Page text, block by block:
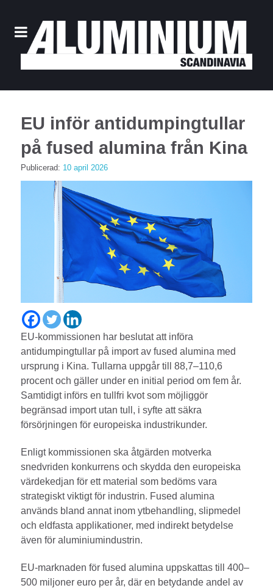
EU inför antidumpingtullar
på fused alumina från Kina
Publicerad: 10 april 2026
EU-kommissionen har beslutat att införa
antidumpingtullar på import av fused alumina med
ursprung i Kina. Tullarna uppgår till 88,7–110,6
procent och gäller under en initial period om fem år.
Samtidigt införs en tullfri kvot som möjliggör
begränsad import utan tull, i syfte att säkra
försörjningen för europeiska industrikunder.
Enligt kommissionen ska åtgärden motverka
snedvriden konkurrens och skydda den europeiska
värdekedjan för ett material som bedöms vara
strategiskt viktigt för industrin. Fused alumina
används bland annat inom ytbehandling, slipmedel
och eldfasta applikationer, med indirekt betydelse
även för aluminiumindustrin.
EU-marknaden för fused alumina uppskattas till 400–
500 miljoner euro per år, där en betydande andel av